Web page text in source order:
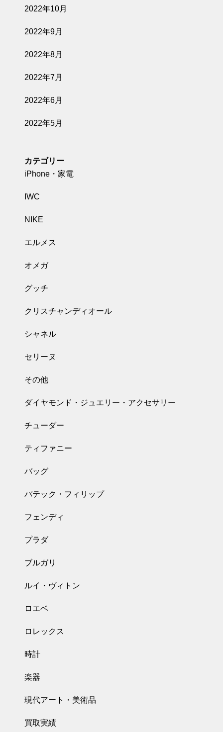
2022年10月
2022年9月
2022年8月
2022年7月
2022年6月
2022年5月
カテゴリー
iPhone・家電
IWC
NIKE
エルメス
オメガ
グッチ
クリスチャンディオール
シャネル
セリーヌ
その他
ダイヤモンド・ジュエリー・アクセサリー
チューダー
ティファニー
バッグ
パテック・フィリップ
フェンディ
プラダ
ブルガリ
ルイ・ヴィトン
ロエベ
ロレックス
時計
楽器
現代アート・美術品
買取実績